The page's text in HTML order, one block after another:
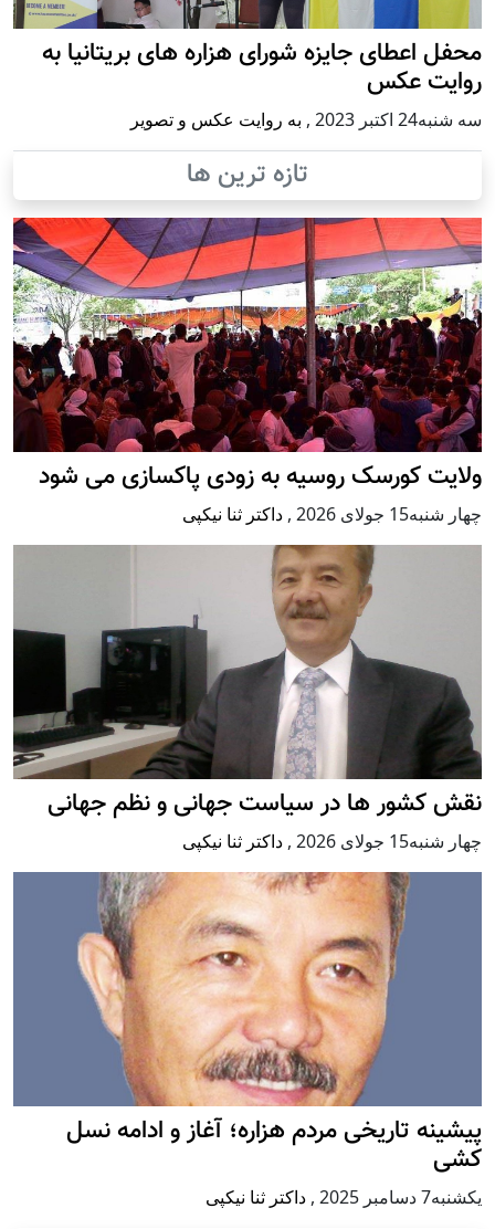
محفل اعطای جایزه شورای هزاره های بریتانیا به
روایت عکس
سه شنبه24 اكتبر 2023 , به روایت عکس و تصویر
تازه ترین ها
ولایت کورسک روسیه به زودی پاکسازی می شود
چهار شنبه15 جولای 2026 , داکتر ثنا نیکپی
نقش کشور ها در سیاست جهانی و نظم جهانی
چهار شنبه15 جولای 2026 , داکتر ثنا نیکپی
پيشينه تاريخی مردم هزاره؛ آغاز و ادامه نسل
کشی
يكشنبه7 دسامبر 2025 , داکتر ثنا نیکپی